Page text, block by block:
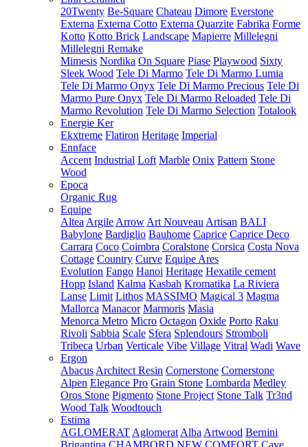
20Twenty Be-Square Chateau Dimore Everstone
Externa Externa Cotto Externa Quarzite Fabrika Forme
Kotto Kotto Brick Landscape Mapierre Millelegni
Millelegni Remake
Mimesis Nordika On Square Piase Playwood Sixty
Sleek Wood Tele Di Marmo Tele Di Marmo Lumia
Tele Di Marmo Onyx Tele Di Marmo Precious Tele Di
Marmo Pure Onyx Tele Di Marmo Reloaded Tele Di
Marmo Revolution Tele Di Marmo Selection Totalook
Energie Ker
Ekxtreme Flatiron Heritage Imperial
Ennface
Accent Industrial Loft Marble Onix Pattern Stone
Wood
Epoca
Organic Rug
Equipe
Altea Argile Arrow Art Nouveau Artisan BALI
Babylone Bardiglio Bauhome Caprice Caprice Deco
Carrara Coco Coimbra Coralstone Corsica Costa Nova
Cottage Country Curve Equipe Ares
Evolution Fango Hanoi Heritage Hexatile cement
Hopp Island Kalma Kasbah Kromatika La Riviera
Lanse Limit Lithos MASSIMO Magical 3 Magma
Mallorca Manacor Marmoris Masia
Menorca Metro Micro Octagon Oxide Porto Raku
Rivoli Sabbia Scale Sfera Splendours Stromboli
Tribeca Urban Verticale Vibe Village Vitral Wadi Wave
Ergon
Abacus Architect Resin Cornerstone Cornerstone
Alpen Elegance Pro Grain Stone Lombarda Medley
Oros Stone Pigmento Stone Project Stone Talk Tr3nd
Wood Talk Woodtouch
Estima
AGLOMERAT Aglomerat Alba Artwood Bernini